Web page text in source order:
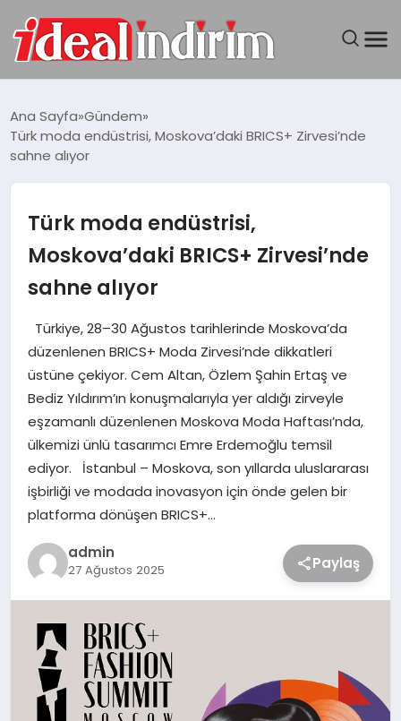
BILGISAYAR
TEKNOLOJI
YAŞAM
Ana Sayfa Gündem
Türk moda endüstrisi, Moskova’daki BRICS+ Zirvesi’nde
sahne alıyor
Türk moda endüstrisi,
Moskova’daki BRICS+ Zirvesi’nde
sahne alıyor
Türkiye, 28–30 Ağustos tarihlerinde Moskova’da
düzenlenen BRICS+ Moda Zirvesi’nde dikkatleri
üstüne çekiyor. Cem Altan, Özlem Şahin Ertaş ve
Bediz Yıldırım’ın konuşmalarıyla yer aldığı zirveyle
eşzamanlı düzenlenen Moskova Moda Haftası’nda,
ülkemizi ünlü tasarımcı Emre Erdemoğlu temsil
ediyor. İstanbul – Moskova, son yıllarda uluslararası
işbirliği ve modada inovasyon için önde gelen bir
platforma dönüşen BRICS+…
admin
27 Ağustos 2025 Paylaş